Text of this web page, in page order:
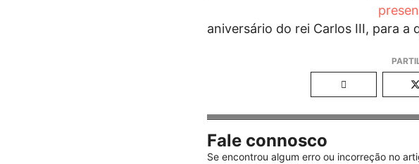
aniversário do rei Carlos III, para a
Fale connosco
Se encontrou algum erro ou incorreção no